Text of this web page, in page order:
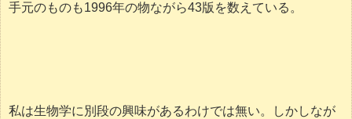
手元のものも1996年の物ながら43版を数えている。
私は生物学に別段の興味があるわけでは無い。しかしなが